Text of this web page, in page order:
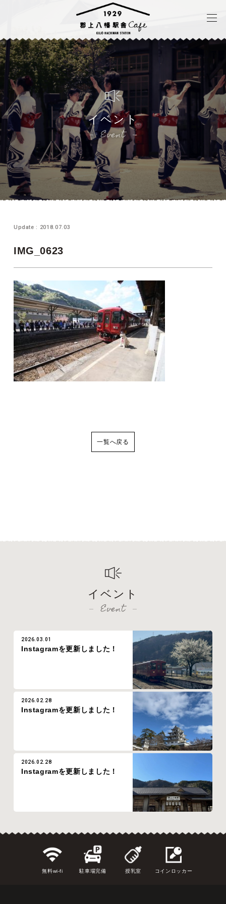
イベント
Event
Update : 2018.07.03
IMG_0623
一覧へ戻る
イベント
Event
2026.03.01
Instagramを更新しました！
2026.02.28
Instagramを更新しました！
2026.02.28
Instagramを更新しました！
無料wi-fi 駐車場完備 授乳室 コインロッカー